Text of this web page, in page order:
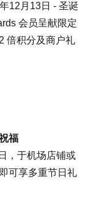
12月13日 - 圣诞
会员呈献限定
倍积分及商户礼
福
，于机场店铺或
可享多重节日礼